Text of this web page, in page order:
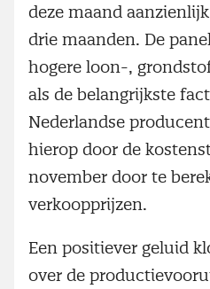
deze maand
drie maanden. De
hogere loon-,
als de belangrijkste
Nederlandse
hierop door de
november door te
verkoopprijzen.
Een positiever geluid
over de